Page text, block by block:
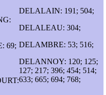
69;
DELALAIN: 191; 504;
DELALEAU: 304;
DELAMBRE: 53; 516;
DELANNOY: 120; 125;
127; 217; 396; 454; 514;
633; 665; 694; 768;